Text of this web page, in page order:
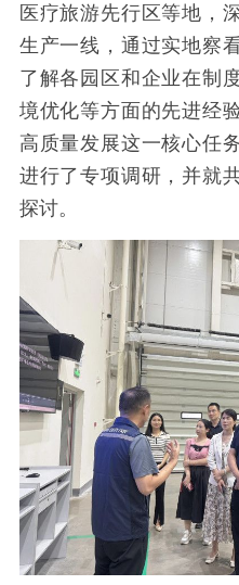
医疗旅游先行区等地，
生产一线，通过实地察
了解各园区和企业在制
境优化等方面的先进经
高质量发展这一核心任
进行了专项调研，并就
探讨。